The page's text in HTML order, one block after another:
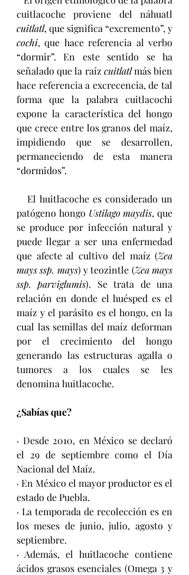
cuitlatl
cochi, que hace referencia al verbo
“dormir”. En este sentido se ha
señalado que la raíz cuitlatl más bien
hace referencia a excrecencia, de tal
forma que la palabra cuitlacochi
expone la característica del hongo
que crece entre los granos del maíz,
impidiendo que se desarrollen,
permaneciendo de esta manera
“dormidos”.
patógeno hongo Ustilago maydis, que
se produce por infección natural y
puede llegar a ser una enfermedad
que afecte al cultivo del maíz (Zea
mays ssp. mays) y teozintle (Zea mays
ssp. parviglumis). Se trata de una
relación en donde el huésped es el
maíz y el parásito es el hongo, en la
cual las semillas del maíz deforman
por el crecimiento del hongo
generando las estructuras agalla o
tumores a los cuales se les
denomina huitlacoche.
¿Sabías que?
· Desde 2010, en México se declaró
el 29 de septiembre como el Día
Nacional del Maíz.
· En México el mayor productor es el
estado de Puebla.
· La temporada de recolección es en
los meses de junio, julio, agosto y
septiembre.
· Además, el huitlacoche contiene
ácidos grasos esenciales (Omega 3 y